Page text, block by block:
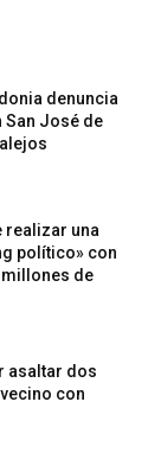
denuncia
San José de
realizar una
político» con
de
asaltar dos
con